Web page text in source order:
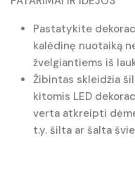
Pastatykite
kalėdinę nuotaiką
žvelgiantiems iš
Žibintas skleidžia
kitomis LED
verta atkreipti
t.y. šilta ar šalta